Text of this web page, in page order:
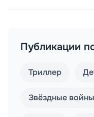
Публикации
Триллер
Звёздные войны